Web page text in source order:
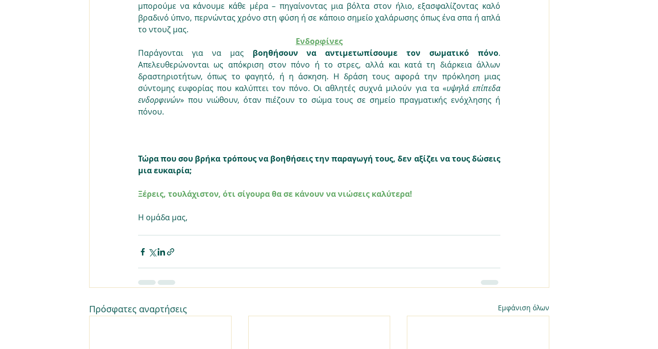
μπορούμε να κάνουμε κάθε μέρα – πηγαίνοντας μια βόλτα στον ήλιο, εξασφαλίζοντας καλό
βραδινό ύπνο, περνώντας χρόνο στη φύση ή σε κάποιο σημείο χαλάρωσης όπως ένα σπα ή απλά
το ντουζ μας.
Ενδορφίνες
Παράγονται για να μας βοηθήσουν να αντιμετωπίσουμε τον σωματικό πόνο.
Απελευθερώνονται ως απόκριση στον πόνο ή το στρες, αλλά και κατά τη διάρκεια άλλων
δραστηριοτήτων, όπως το φαγητό, ή η άσκηση. Η δράση τους αφορά την πρόκληση μιας
σύντομης ευφορίας που καλύπτει τον πόνο. Οι αθλητές συχνά μιλούν για τα «υψηλά επίπεδα
ενδορφινών» που νιώθουν, όταν πιέζουν το σώμα τους σε σημείο πραγματικής ενόχλησης ή
πόνου.
Τώρα που σου βρήκα τρόπους να βοηθήσεις την παραγωγή τους, δεν αξίζει να τους δώσεις
μια ευκαιρία;
Ξέρεις, τουλάχιστον, ότι σίγουρα θα σε κάνουν να νιώσεις καλύτερα!
Η ομάδα μας,
Πρόσφατες αναρτήσεις Εμφάνιση όλων